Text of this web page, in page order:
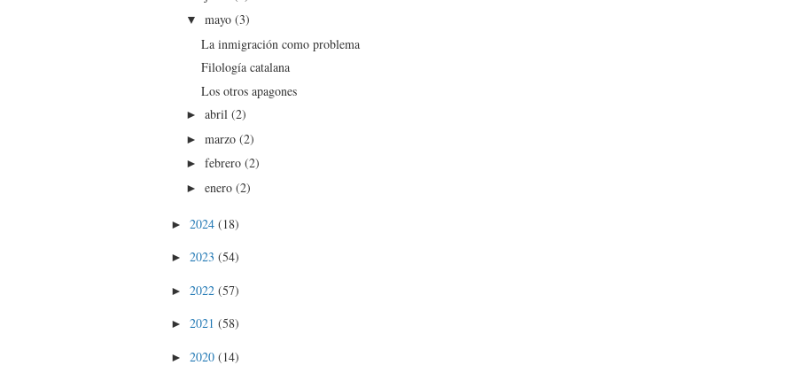
▼mayo(3)
La inmigración como problema
Filología catalana
Los otros apagones
►abril(2)
►marzo(2)
►febrero(2)
►enero(2)
►2024(18)
►2023(54)
►2022(57)
►2021(58)
►2020(14)